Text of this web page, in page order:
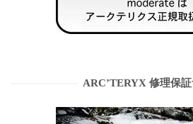
ARC’TERYX 修理保